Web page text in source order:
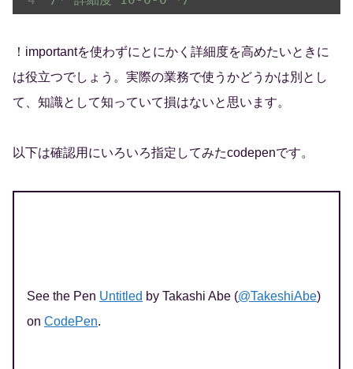
！importantを使わずにとにかく詳細度を高めたいときに
は役立つでしょう。実際の業務で使うかどうかは別とし
て、知識として知っていて損はないと思います。
以下は確認用にいろいろ指定してみたcodepenです。
See the Pen Untitled by Takashi Abe (@TakeshiAbe)
on CodePen.